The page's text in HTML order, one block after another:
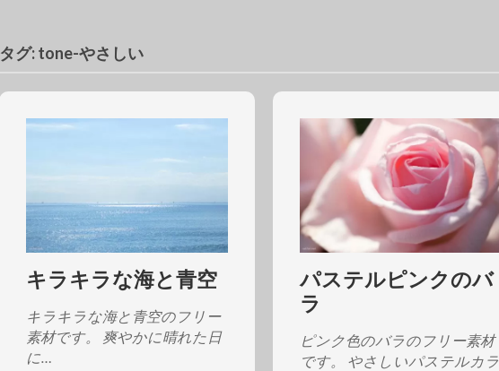
タグ:tone-やさしい
キラキラな海と青空
キラキラな海と青空のフリー
素材です。 爽やかに晴れた日
に…
パステルピンクのバ
ラ
ピンク色のバラのフリー素材
です。 やさしいパステルカラ